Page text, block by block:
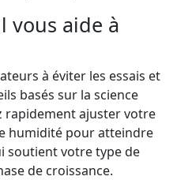
vous aide à
à éviter les essais et
basés sur la science
rapidement ajuster votre
humidité pour atteindre
soutient votre type de
de croissance.